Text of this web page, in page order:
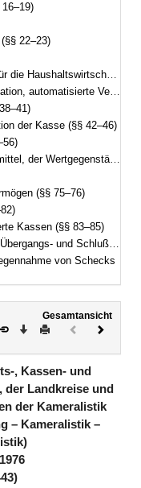
22–23)
(§§ 25–36)
Verfahren (§ 37)
der Kasse (§§ 42–46)
und anderer Gegenstände (§§ 57–60)
(§§ 75–76)
Kassen (§§ 83–85)
Schlußvorschriften (§§ 86–89)
von Schecks
Gesamtansicht
Download
DruckenVorheriges
(inaktiv)
, Kassen- und
der Landkreise und
der Kameralistik
– Kameralistik –